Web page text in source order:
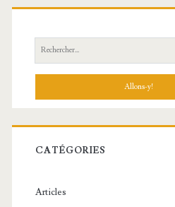
R
e
h
r
c
:
CATÉGORIES
Articles